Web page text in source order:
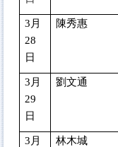
3 月
28
日
陳秀惠
3 月
29
日
劉文通
3 月
林木城